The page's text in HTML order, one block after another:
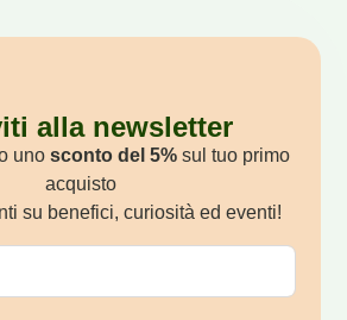
alla newsletter
uno sconto del 5% sul tuo primo
acquisto
su benefici, curiosità ed eventi!